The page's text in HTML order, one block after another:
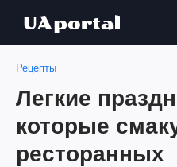
Рецепты
Легкие
которые
ресторанных